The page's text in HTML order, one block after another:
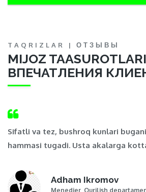
TAQRIZLAR | ОТЗЫВЫ
MIJOZ TAASUROTLARI
ВПЕЧАТЛЕНИЯ
Sifatli va tez, bushroq kunlari
hammasi tugadi. Usta akalarga
Adham Ikromov
Menedjer, Qurilish